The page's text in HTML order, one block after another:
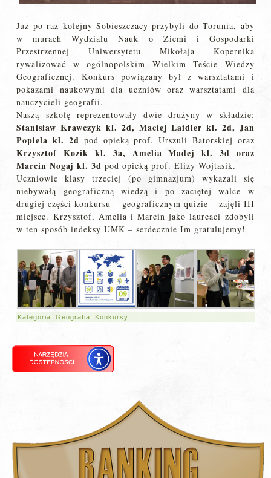
Już po raz kolejny Sobieszczacy przybyli do Torunia, aby
w murach Wydziału Nauk o Ziemi i Gospodarki
Przestrzennej Uniwersytetu Mikołaja Kopernika
rywalizować w ogólnopolskim Wielkim Teście Wiedzy
Geograficznej. Konkurs powiązany był z warsztatami i
pokazami naukowymi dla uczniów oraz warsztatami dla
nauczycieli geografii.
Naszą szkołę reprezentowały dwie drużyny w składzie:
Stanisław Krawczyk kl. 2d, Maciej Laidler kl. 2d, Jan
Popiela kl. 2d pod opieką prof. Urszuli Batorskiej oraz
Krzysztof Kozik kl. 3a, Amelia Madej kl. 3d oraz
Marcin Nogaj kl. 3d pod opieką prof. Elizy Wojtasik.
Uczniowie klasy trzeciej (po gimnazjum) wykazali się
niebywałą geograficzną wiedzą i po zaciętej walce w
drugiej części konkursu – geograficznym quizie – zajęli III
miejsce. Krzysztof, Amelia i Marcin jako laureaci zdobyli
w ten sposób indeksy UMK – serdecznie Im gratulujemy!
Kategoria:Geografia Konkursy